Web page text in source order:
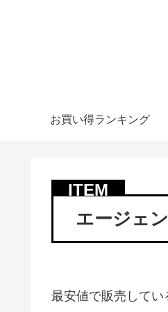
お買い得ランキング
エージェ
最安値で販売してい